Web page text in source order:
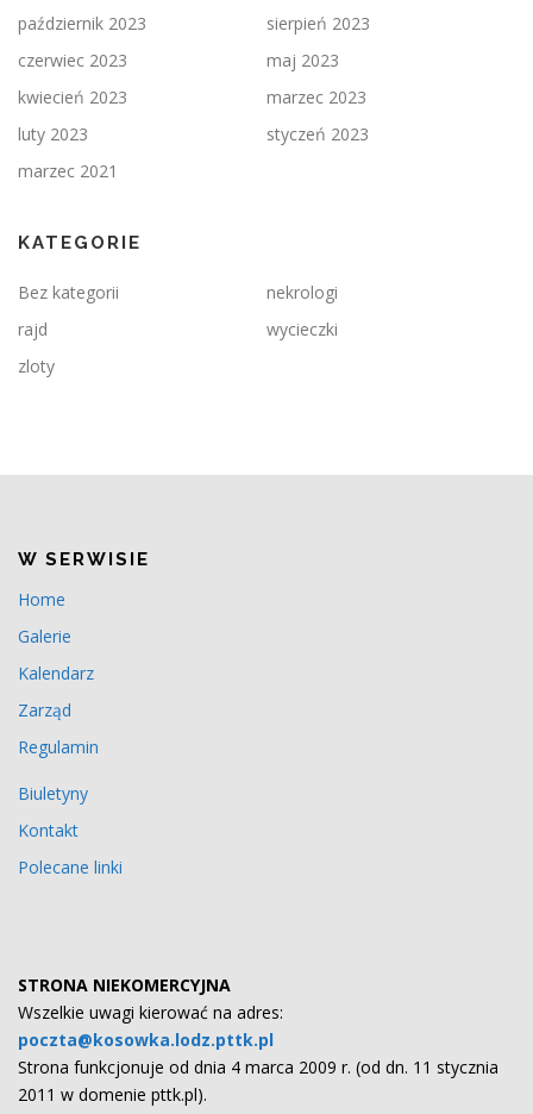
październik 2023
sierpień 2023
czerwiec 2023
maj 2023
kwiecień 2023
marzec 2023
luty 2023
styczeń 2023
marzec 2021
KATEGORIE
Bez kategorii
nekrologi
rajd
wycieczki
zloty
W SERWISIE
Home
Galerie
Kalendarz
Zarząd
Regulamin
Biuletyny
Kontakt
Polecane linki
STRONA NIEKOMERCYJNA
Wszelkie uwagi kierować na adres:
poczta@kosowka.lodz.pttk.pl
Strona funkcjonuje od dnia 4 marca 2009 r. (od dn. 11 stycznia
2011 w domenie pttk.pl).